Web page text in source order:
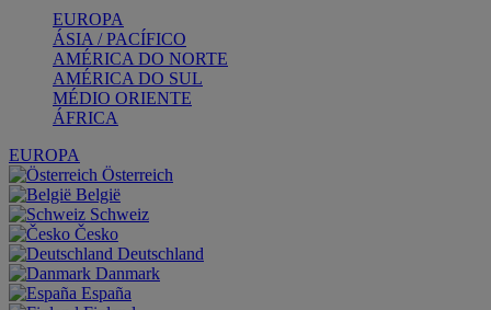
EUROPA
ÁSIA / PACÍFICO
AMÉRICA DO NORTE
AMÉRICA DO SUL
MÉDIO ORIENTE
ÁFRICA
EUROPA
Österreich
België
Schweiz
Česko
Deutschland
Danmark
España